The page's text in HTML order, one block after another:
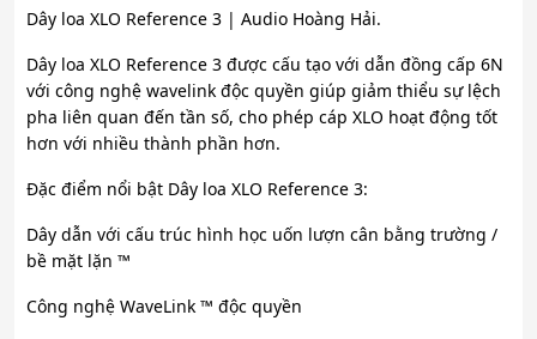
Dây loa XLO Reference 3 | Audio Hoàng Hải.
Dây loa XLO Reference 3 được cấu tạo với dẫn đồng cấp 6N
với công nghệ wavelink độc quyền giúp giảm thiểu sự lệch
pha liên quan đến tần số, cho phép cáp XLO hoạt động tốt
hơn với nhiều thành phần hơn.
Đặc điểm nổi bật Dây loa XLO Reference 3:
Dây dẫn với cấu trúc hình học uốn lượn cân bằng trường /
bề mặt lặn ™
Công nghệ WaveLink ™ độc quyền